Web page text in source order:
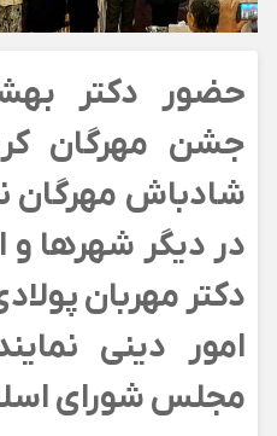
حضور دکتر
جشن مهرگان
شادباش مهرگان
در دیگر شهرها و
دکتر مهربان
امور دینی
مجلس شورای